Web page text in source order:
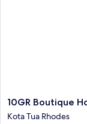
10GR
Boutique
10GR Boutique
Kota Tua Rhodes